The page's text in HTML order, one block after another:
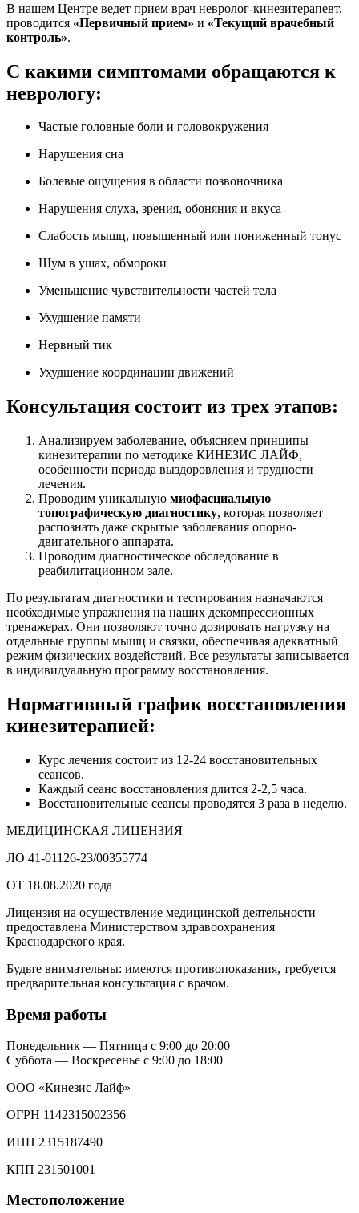
В нашем Центре ведет прием врач невролог-кинезитерапевт,
проводится «Первичный прием» и «Текущий врачебный
контроль».
С какими симптомами обращаются к
неврологу:
Частые головные боли и головокружения
Нарушения сна
Болевые ощущения в области позвоночника
Нарушения слуха, зрения, обоняния и вкуса
Слабость мышц, повышенный или пониженный тонус
Шум в ушах, обмороки
Уменьшение чувствительности частей тела
Ухудшение памяти
Нервный тик
Ухудшение координации движений
Консультация состоит из трех этапов:
Анализируем заболевание, объясняем принципы
кинезитерапии по методике КИНЕЗИС ЛАЙФ,
особенности периода выздоровления и трудности
лечения.
Проводим уникальную миофасциальную
топографическую диагностику, которая позволяет
распознать даже скрытые заболевания опорно-
двигательного аппарата.
Проводим диагностическое обследование в
реабилитационном зале.
По результатам диагностики и тестирования назначаются
необходимые упражнения на наших декомпрессионных
тренажерах. Они позволяют точно дозировать нагрузку на
отдельные группы мышц и связки, обеспечивая адекватный
режим физических воздействий. Все результаты записывается
в индивидуальную программу восстановления.
Нормативный график восстановления
кинезитерапией:
Курс лечения состоит из 12-24 восстановительных
сеансов.
Каждый сеанс восстановления длится 2-2,5 часа.
Восстановительные сеансы проводятся 3 раза в неделю.
МЕДИЦИНСКАЯ ЛИЦЕНЗИЯ
ЛО 41-01126-23/00355774
ОТ 18.08.2020 года
Лицензия на осуществление медицинской деятельности
предоставлена Министерством здравоохранения
Краснодарского края.
Будьте внимательны: имеются противопоказания, требуется
предварительная консультация с врачом.
Время работы
Понедельник — Пятница с 9:00 до 20:00
Суббота — Воскресенье с 9:00 до 18:00
ООО «Кинезис Лайф»
ОГРН 1142315002356
ИНН 2315187490
КПП 231501001
Местоположение